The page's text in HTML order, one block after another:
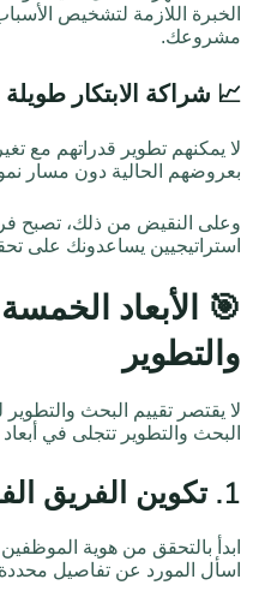
الخبرة اللازمة لتشخيص
مشروعك.
📈 شراكة الابتكار طويلة
لا يمكنهم تطوير قدراتهم مع
بعروضهم الحالية دون مسار
وعلى النقيض من ذلك، تصبح
استراتيجيين يساعدونك على
🎯 الأبعاد
والتطوير
لا يقتصر تقييم البحث
البحث والتطوير تتجلى في
1. تكوين الفريق الفني والخبرة
ابدأ بالتحقق من هوية
اسأل المورد عن تفاصيل